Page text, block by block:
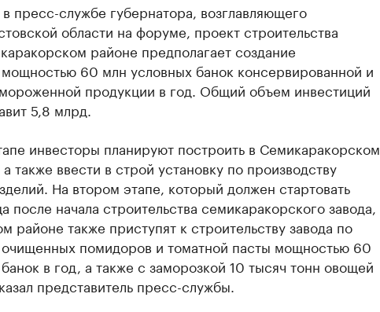
пресс-службе губернатора, возглавляющего
области на форуме, проект строительства
районе предполагает создание
мощностью 60 млн условных банок консервированной и
продукции в год. Общий объем инвестиций
5,8 млрд.
инвесторы планируют построить в Семикаракорском
также ввести в строй установку по производству
На втором этапе, который должен стартовать
после начала строительства семикаракорского завода,
районе также приступят к строительству завода по
очищенных помидоров и томатной пасты мощностью 60
в год, а также с заморозкой 10 тысяч тонн овощей
представитель пресс-службы.